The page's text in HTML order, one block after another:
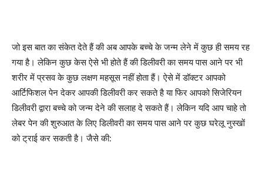
जो इस बात का संकेत देते हैं की अब आपके बच्चे के जन्म लेने में कुछ ही समय रह
गया है। लेकिन कुछ केस ऐसे भी होते हैं की डिलीवरी का समय पास आने पर भी
शरीर में प्रसव के कुछ लक्षण महसूस नहीं होता हैं। ऐसे में डॉक्टर आपको
आर्टिफिशल पेन देकर आपकी डिलीवरी कर सकते है या फिर आपको सिजेरियन
डिलीवरी द्वारा बच्चे को जन्म देने की सलाह दे सकते हैं। लेकिन यदि आप चाहे तो
लेबर पेन की शुरुआत के लिए डिलीवरी का समय पास आने पर कुछ घरेलू नुस्खों
को ट्राई कर सकती है। जैसे की: